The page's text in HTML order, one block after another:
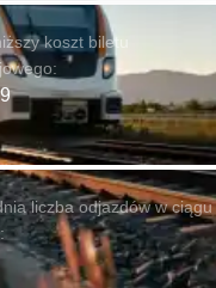
koszt biletu
liczba odjazdów w ciągu